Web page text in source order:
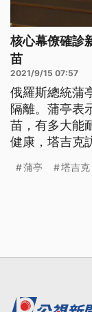
核心幕僚確診
苗
2021/9/15 07:57
俄羅斯總統蒲
隔離。蒲亭表
苗，有多大能
健康，塔吉克
蒲亭 塔吉克